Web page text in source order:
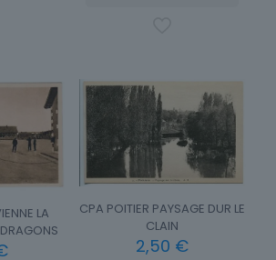
LA
CPA POITIER PAYSAGE DUR LE
CLAIN
2,50 €